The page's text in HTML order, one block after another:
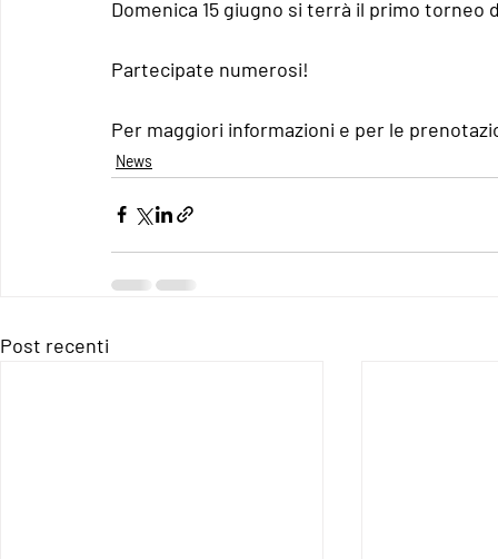
Domenica 15 giugno si terrà il primo torneo
Partecipate numerosi!
Per maggiori informazioni e per le
News
Post recenti